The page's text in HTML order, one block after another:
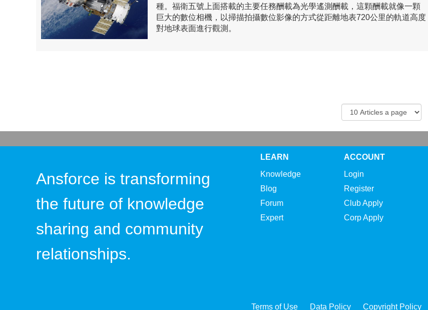
種。福衛五號上面搭載的主要任務酬載為光學遙測酬載，這顆酬載就像一顆
巨大的數位相機，以掃描拍攝數位影像的方式從距離地表720公里的軌道高度
對地球表面進行觀測。
Ansforce is transforming
the future of knowledge
sharing and community
relationships.
LEARN
Knowledge
Blog
Forum
Expert
ACCOUNT
Login
Register
Club Apply
Corp Apply
Terms of Use Data Policy Copyright Policy